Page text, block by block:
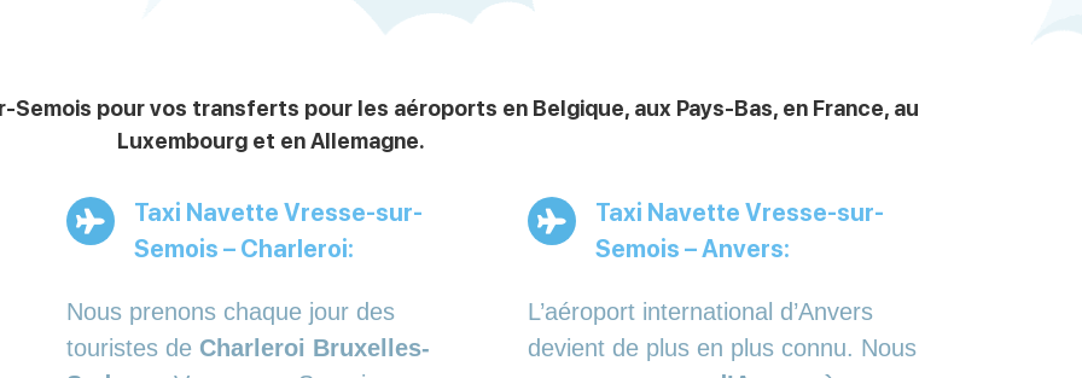
pour vos transferts pour les aéroports en Belgique, aux Pays-Bas, en France, au
Luxembourg et en Allemagne.
Taxi Navette Vresse-sur-
Semois – Charleroi:
Nous prenons chaque jour des
touristes de Charleroi Bruxelles-
Taxi Navette Vresse-sur-
Semois – Anvers:
L’aéroport international d’Anvers
devient de plus en plus connu. Nous